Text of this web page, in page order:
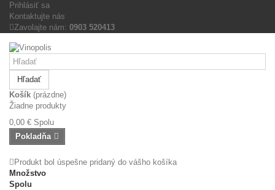
Prihlásiť sa
Kontaktujte nás
Zavolajte nám: 0903 520413
Hľadať
Košík (prázdne)
Žiadne produkty
0,00 € Spolu
Pokladňa
Produkt bol úspešne pridaný do vášho košíka
Množstvo
Spolu